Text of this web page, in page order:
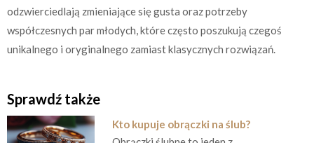
odzwierciedlają zmieniające się gusta oraz potrzeby
współczesnych par młodych, które często poszukują czegoś
unikalnego i oryginalnego zamiast klasycznych rozwiązań.
Sprawdź także
Kto kupuje obrączki na ślub?